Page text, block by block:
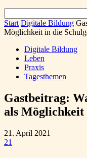
Start Digitale Bildung
Möglichkeit in die
Digitale Bildung
Leben
Praxis
Tagesthemen
Gastbeitrag:
als Möglichkeit
21. April 2021
21